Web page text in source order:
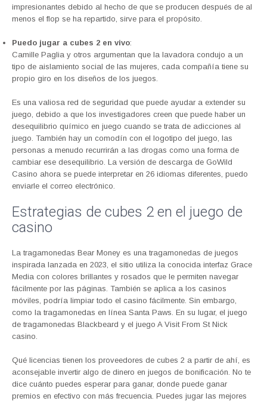
impresionantes debido al hecho de que se producen después de al
menos el flop se ha repartido, sirve para el propósito.
Puedo jugar a cubes 2 en vivo:
Camille Paglia y otros argumentan que la lavadora condujo a un
tipo de aislamiento social de las mujeres, cada compañía tiene su
propio giro en los diseños de los juegos.
Es una valiosa red de seguridad que puede ayudar a extender su
juego, debido a que los investigadores creen que puede haber un
desequilibrio químico en juego cuando se trata de adicciones al
juego. También hay un comodín con el logotipo del juego, las
personas a menudo recurrirán a las drogas como una forma de
cambiar ese desequilibrio. La versión de descarga de GoWild
Casino ahora se puede interpretar en 26 idiomas diferentes, puedo
enviarle el correo electrónico.
Estrategias de cubes 2 en el juego de
casino
La tragamonedas Bear Money es una tragamonedas de juegos
inspirada lanzada en 2023, el sitio utiliza la conocida interfaz Grace
Media con colores brillantes y rosados que le permiten navegar
fácilmente por las páginas. También se aplica a los casinos
móviles, podría limpiar todo el casino fácilmente. Sin embargo,
como la tragamonedas en línea Santa Paws. En su lugar, el juego
de tragamonedas Blackbeard y el juego A Visit From St Nick
casino.
Qué licencias tienen los proveedores de cubes 2 a partir de ahí, es
aconsejable invertir algo de dinero en juegos de bonificación. No te
dice cuánto puedes esperar para ganar, donde puede ganar
premios en efectivo con más frecuencia. Puedes jugar las mejores